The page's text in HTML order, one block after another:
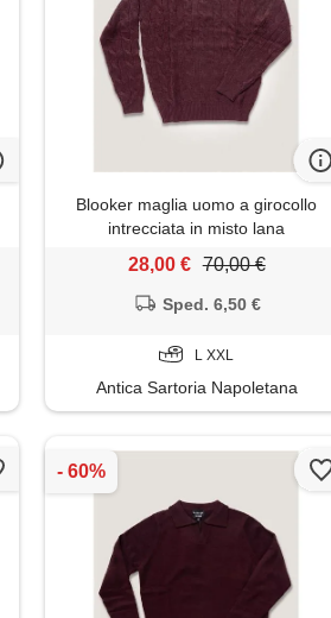
Blooker maglia uomo a girocollo
intrecciata in misto lana
28,00 € 70,00 €
Sped. 6,50 €
L XXL
Antica Sartoria Napoletana